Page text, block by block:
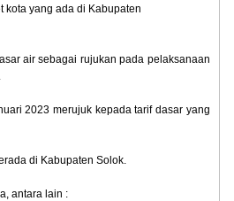
kota yang ada di Kabupaten
air sebagai rujukan pada pelaksanaan
2023 merujuk kepada tarif dasar yang
di Kabupaten Solok.
antara lain :